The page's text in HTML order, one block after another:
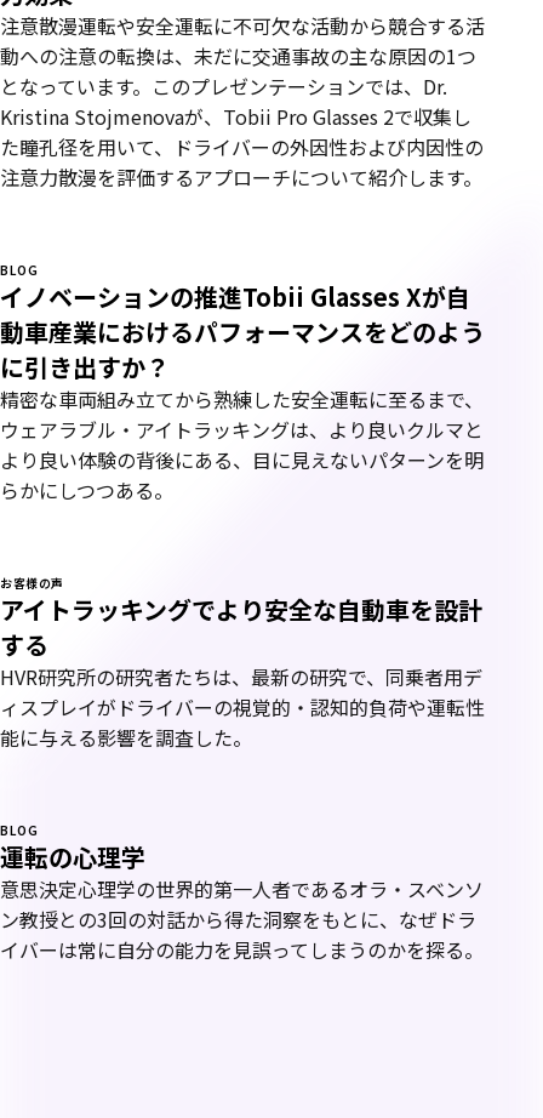
注意散漫運転や安全運転に不可欠な活動から競合する活
動への注意の転換は、未だに交通事故の主な原因の1つ
となっています。このプレゼンテーションでは、Dr.
Kristina Stojmenovaが、Tobii Pro Glasses 2で収集し
た瞳孔径を用いて、ドライバーの外因性および内因性の
注意力散漫を評価するアプローチについて紹介します。
BLOG
イノベーションの推進Tobii Glasses Xが自
動車産業におけるパフォーマンスをどのよう
に引き出すか？
精密な車両組み立てから熟練した安全運転に至るまで、
ウェアラブル・アイトラッキングは、より良いクルマと
より良い体験の背後にある、目に見えないパターンを明
らかにしつつある。
お客様の声
アイトラッキングでより安全な自動車を設計
する
HVR研究所の研究者たちは、最新の研究で、同乗者用デ
ィスプレイがドライバーの視覚的・認知的負荷や運転性
能に与える影響を調査した。
BLOG
運転の心理学
意思決定心理学の世界的第一人者であるオラ・スベンソ
ン教授との3回の対話から得た洞察をもとに、なぜドラ
イバーは常に自分の能力を見誤ってしまうのかを探る。